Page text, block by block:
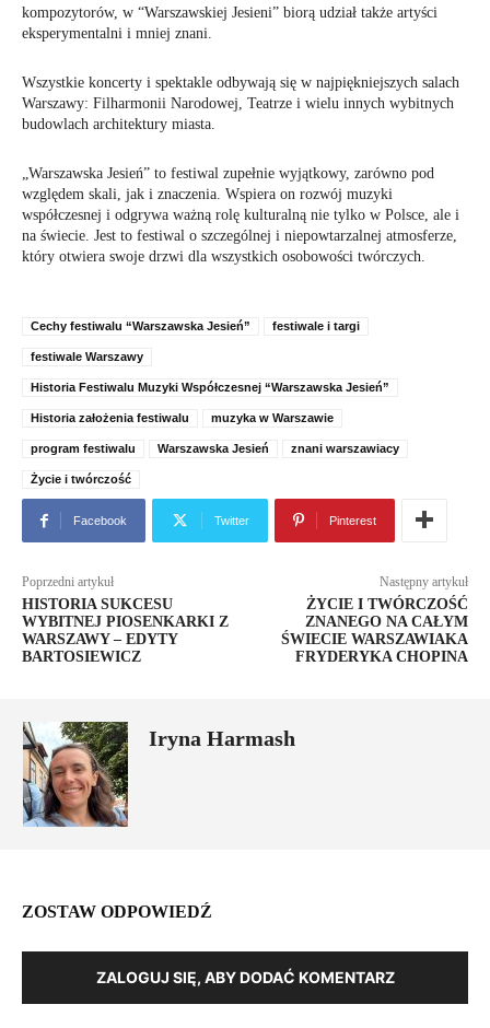
kompozytorów, w “Warszawskiej Jesieni” biorą udział także artyści
eksperymentalni i mniej znani.
Wszystkie koncerty i spektakle odbywają się w najpiękniejszych salach
Warszawy: Filharmonii Narodowej, Teatrze i wielu innych wybitnych
budowlach architektury miasta.
„Warszawska Jesień” to festiwal zupełnie wyjątkowy, zarówno pod
względem skali, jak i znaczenia. Wspiera on rozwój muzyki
współczesnej i odgrywa ważną rolę kulturalną nie tylko w Polsce, ale i
na świecie. Jest to festiwal o szczególnej i niepowtarzalnej atmosferze,
który otwiera swoje drzwi dla wszystkich osobowości twórczych.
Cechy festiwalu “Warszawska Jesień” festiwale i targi
festiwale Warszawy
Historia Festiwalu Muzyki Współczesnej “Warszawska Jesień”
Historia założenia festiwalu muzyka w Warszawie
program festiwalu Warszawska Jesień znani warszawiacy
Życie i twórczość
Facebook Twitter Pinterest
Poprzedni artykuł
HISTORIA SUKCESU
WYBITNEJ PIOSENKARKI Z
WARSZAWY – EDYTY
BARTOSIEWICZ
Następny artykuł
ŻYCIE I TWÓRCZOŚĆ
ZNANEGO NA CAŁYM
ŚWIECIE WARSZAWIAKA
FRYDERYKA CHOPINA
Iryna Harmash
ZOSTAW ODPOWIEDŹ
ZALOGUJ SIĘ, ABY DODAĆ KOMENTARZ